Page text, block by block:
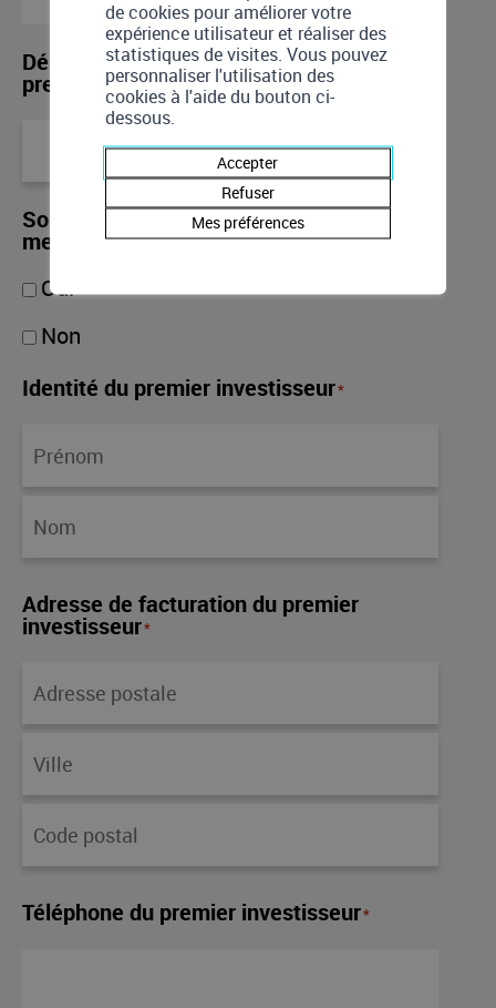
Dénomination de l'appartement du
premier membre*
Souhaitez-vous ajouter un deuxième
membre à ce RCP?*
Oui
Non
Identité du premier investisseur*
Adresse de facturation du premier
investisseur*
Téléphone du premier investisseur*
de cookies pour améliorer votre
expérience utilisateur et réaliser des
statistiques de visites. Vous pouvez
personnaliser l'utilisation des
cookies à l'aide du bouton ci-
dessous.
Accepter
Refuser
Mes préférences